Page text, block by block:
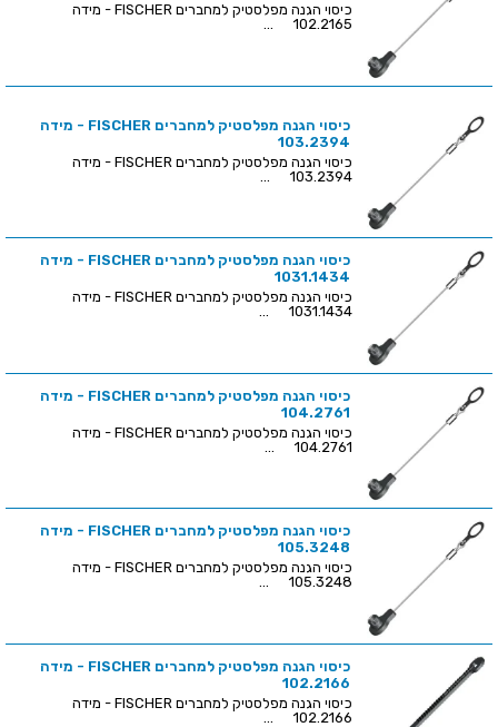
כיסוי הגנה מפלסטיק למחברים FISCHER - מידה
102.2165 ...
כיסוי הגנה מפלסטיק למחברים FISCHER - מידה
103.2394
כיסוי הגנה מפלסטיק למחברים FISCHER - מידה
103.2394 ...
כיסוי הגנה מפלסטיק למחברים FISCHER - מידה
1031.1434
כיסוי הגנה מפלסטיק למחברים FISCHER - מידה
1031.1434 ...
כיסוי הגנה מפלסטיק למחברים FISCHER - מידה
104.2761
כיסוי הגנה מפלסטיק למחברים FISCHER - מידה
104.2761 ...
כיסוי הגנה מפלסטיק למחברים FISCHER - מידה
105.3248
כיסוי הגנה מפלסטיק למחברים FISCHER - מידה
105.3248 ...
כיסוי הגנה מפלסטיק למחברים FISCHER - מידה
102.2166
כיסוי הגנה מפלסטיק למחברים FISCHER - מידה
102.2166 ...